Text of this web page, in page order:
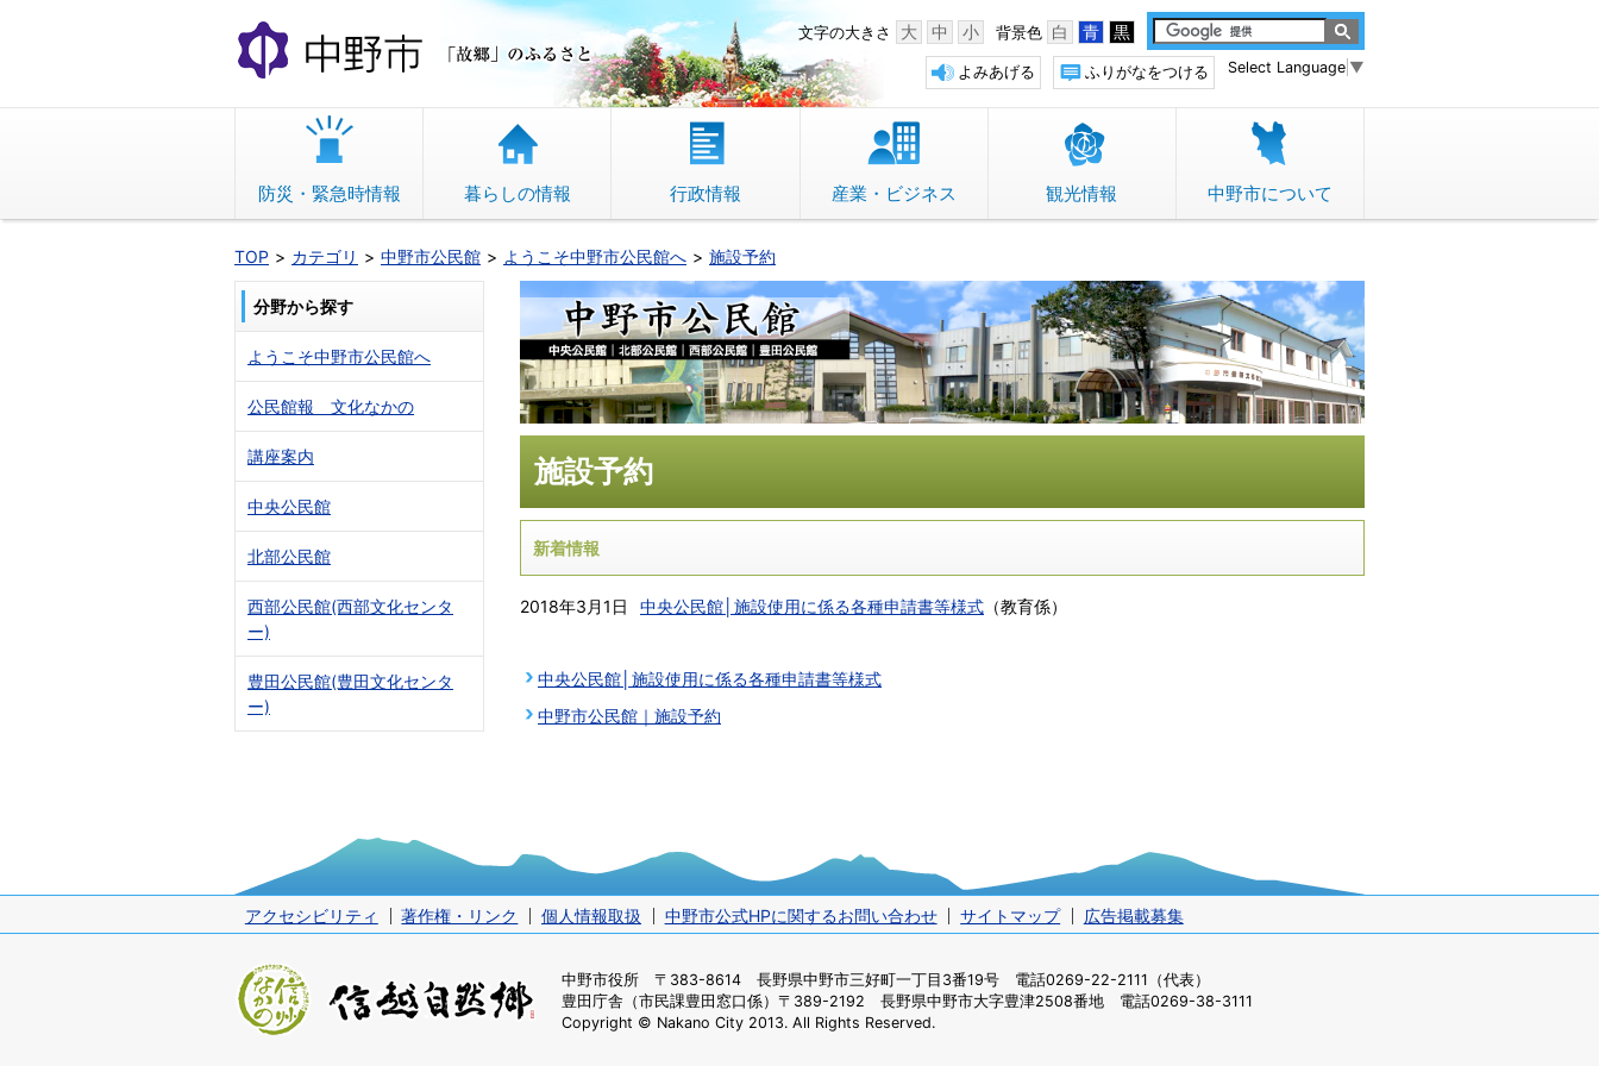
文
へ
動
中野市 「故郷」のふるさと 背景色 白 青 黒
文字の大きさ 大 中 小
Select Language ▼
ふりがなをつける
よみあげる
防災・緊急時情報 暮らしの情報 行政情報 産業・ビジネス 観光情報 中野市について
TOP カテゴリ 中野市公民館 ようこそ中野市公民館へ 施設予約
施設予約
新着情報
2018年3月1日 中央公民館│施設使用に係る各種申請書等様式 （教育係）
中央公民館│施設使用に係る各種申請書等様式
中野市公民館｜施設予約
分野から探す
ようこそ中野市公民館へ
公民館報 文化なかの
講座案内
中央公民館
北部公民館
西部公民館(西部文化センタ
ー)
豊田公民館(豊田文化センタ
ー)
アクセシビリティ 著作権・リンク 個人情報取扱 中野市公式HPに関するお問い合わせ サイトマップ 広告掲載募集
中野市役所 〒383-8614 長野県中野市三好町一丁目3番19号 電話0269-22-2111（代表）
豊田庁舎（市民課豊田窓口係） 〒389-2192 長野県中野市大字豊津2508番地 電話0269-38-3111
Copyright © Nakano City 2013. All Rights Reserved.